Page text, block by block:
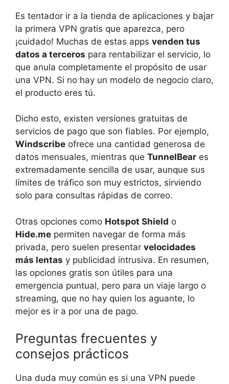
Es tentador ir a la tienda de aplicaciones y bajar
la primera VPN gratis que aparezca, pero
¡cuidado! Muchas de estas apps venden tus
datos a terceros para rentabilizar el servicio, lo
que anula completamente el propósito de usar
una VPN. Si no hay un modelo de negocio claro,
el producto eres tú.
Dicho esto, existen versiones gratuitas de
servicios de pago que son fiables. Por ejemplo,
Windscribe ofrece una cantidad generosa de
datos mensuales, mientras que TunnelBear es
extremadamente sencilla de usar, aunque sus
límites de tráfico son muy estrictos, sirviendo
solo para consultas rápidas de correo.
Otras opciones como Hotspot Shield o
Hide.me permiten navegar de forma más
privada, pero suelen presentar velocidades
más lentas y publicidad intrusiva. En resumen,
las opciones gratis son útiles para una
emergencia puntual, pero para un viaje largo o
streaming, que no hay quien los aguante, lo
mejor es ir a por una de pago.
Preguntas frecuentes y
consejos prácticos
Una duda muy común es si una VPN puede